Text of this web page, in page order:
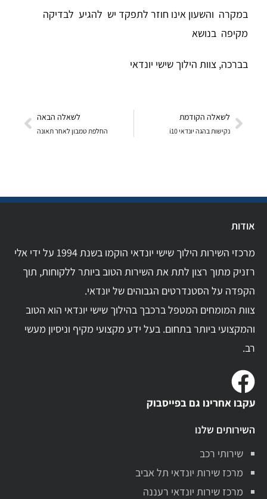
במקרה והשעון אינו חוזר לתפקד יש להגיע לבדיקה
מקיפה בנושא
בברכה, צוות הילוך שישי יונדאי
לשאלה הקודמת
נקישות בהגה יונדאי i10
לשאלה הבאה
החלפת טמבון לאחר תאונה
אודות
מרכזי השירות הילוך שישי יונדאי הוקמו בשנת 1994 על ידי אלי
רזניק מתוך רצון לתת את השירות הטוב ביותר ללקוחות, תוך
הקפדה על הסטנדרטים הגבוהים של יונדאי.
צוות המומחים המטפל ברכבך בהילוך שישי יונדאי הוא הטוב
והמקצועי ביותר בתחום. בעל ידע מקצועי מקיף וניסיון מעשי
רב.
עקבו אחרינו גם בפייסבוק
השירותים שלנו
שירותי רכב
מרכז שירות יונדאי תל אביב
מרכז שירות יונדאי רעננה